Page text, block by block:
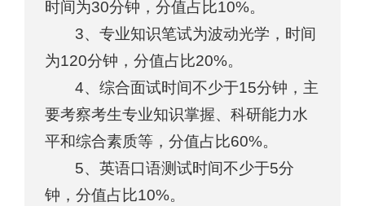
时间为30分钟，分值占比10%。
3、专业知识笔试为波动光学，时间
为120分钟，分值占比20%。
4、综合面试时间不少于15分钟，主
要考察考生专业知识掌握、科研能力水
平和综合素质等，分值占比60%。
5、英语口语测试时间不少于5分
钟，分值占比10%。